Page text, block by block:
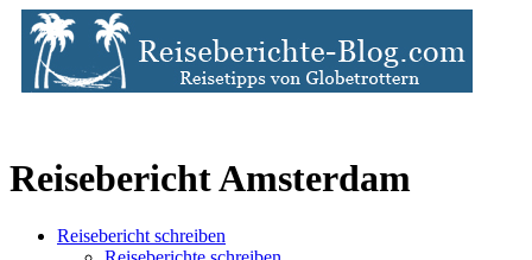
Reisebericht Amsterdam
Reisebericht schreiben